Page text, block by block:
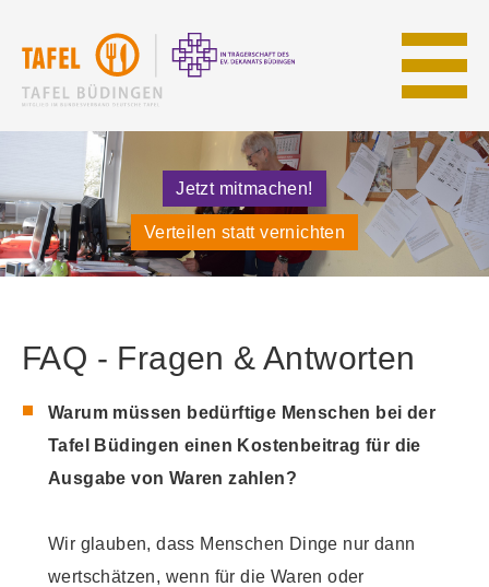
Jetzt mitmachen!
Verteilen statt vernichten
FAQ - Fragen & Antworten
Warum müssen bedürftige Menschen bei der
Tafel Büdingen einen Kostenbeitrag für die
Ausgabe von Waren zahlen?
Wir glauben, dass Menschen Dinge nur dann
wertschätzen, wenn für die Waren oder